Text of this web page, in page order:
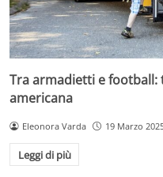
Tra armadietti e
americana
Eleonora Varda 19 Marzo
Leggi di più